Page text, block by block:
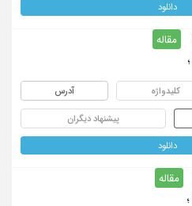
دانلود
مقاله
؛
کلیدواژه آدرس
پیشنهاد دیگران
دانلود
مقاله
؛